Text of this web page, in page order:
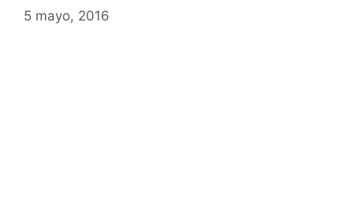
5 mayo, 2016